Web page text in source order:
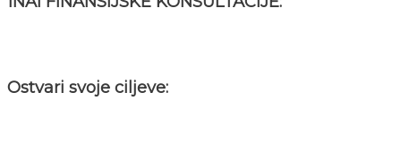
Ostvari svoje ciljeve: